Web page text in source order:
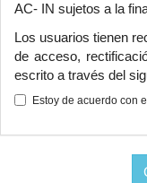
AC- IN sujetos a la
Los usuarios tienen
de acceso,
escrito a través del
Estoy de acuerdo con